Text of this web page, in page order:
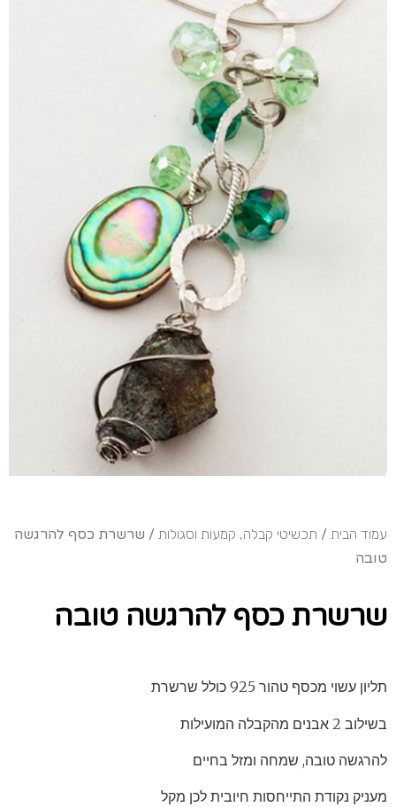
עמוד הבית / תכשיטי קבלה, קמעות וסגולות / שרשרת כסף להרגשה
טובה
שרשרת כסף להרגשה טובה
תליון עשוי מכסף טהור 925 כולל שרשרת
בשילוב 2 אבנים מהקבלה המועילות
להרגשה טובה, שמחה ומזל בחיים
מעניק נקודת התייחסות חיובית לכן מקל